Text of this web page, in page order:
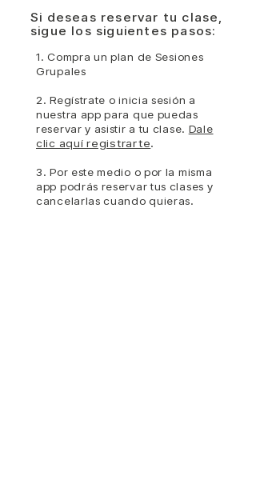
Si deseas reservar tu clase,
sigue los siguientes pasos:
1. Compra un plan de Sesiones
Grupales
2. Regístrate o inicia sesión a
nuestra app para que puedas
reservar y asistir a tu clase. Dale
clic aquíregistrarte.
3. Por este medio o por la misma
app podrás reservar tus clases y
cancelarlas cuando quieras.